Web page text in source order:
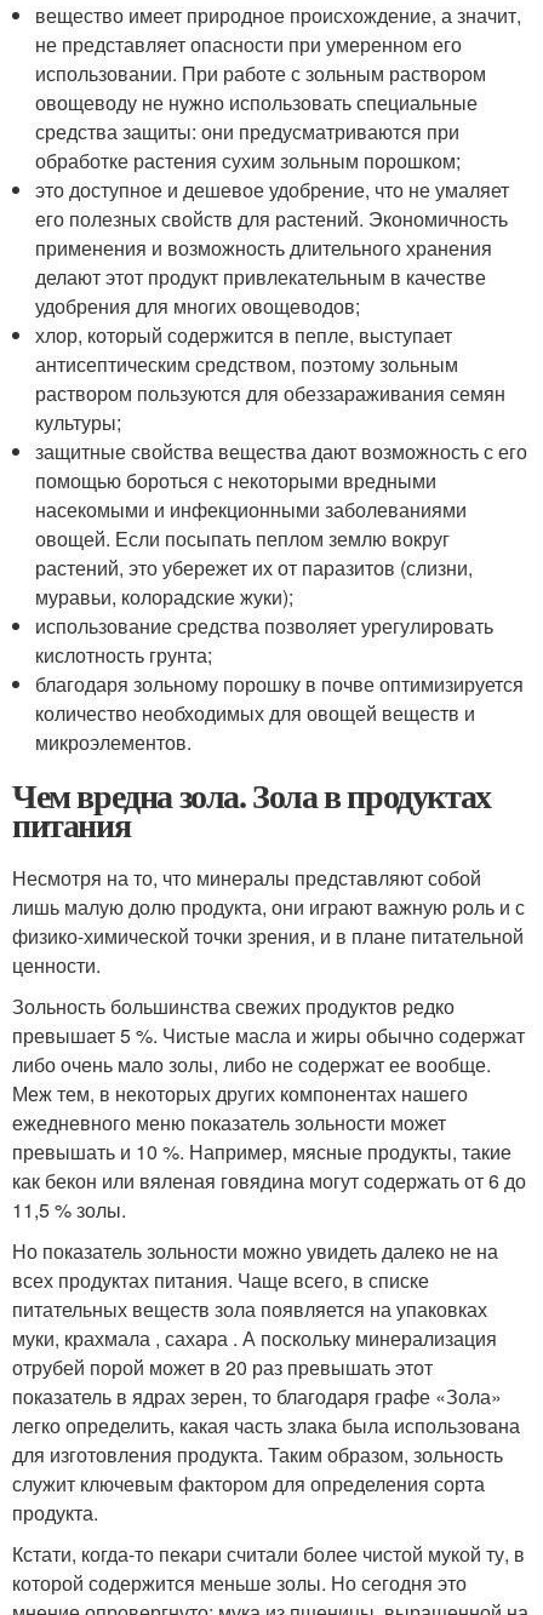
вещество имеет природное происхождение, а значит,
не представляет опасности при умеренном его
использовании. При работе с зольным раствором
овощеводу не нужно использовать специальные
средства защиты: они предусматриваются при
обработке растения сухим зольным порошком;
это доступное и дешевое удобрение, что не умаляет
его полезных свойств для растений. Экономичность
применения и возможность длительного хранения
делают этот продукт привлекательным в качестве
удобрения для многих овощеводов;
хлор, который содержится в пепле, выступает
антисептическим средством, поэтому зольным
раствором пользуются для обеззараживания семян
культуры;
защитные свойства вещества дают возможность с его
помощью бороться с некоторыми вредными
насекомыми и инфекционными заболеваниями
овощей. Если посыпать пеплом землю вокруг
растений, это убережет их от паразитов (слизни,
муравьи, колорадские жуки);
использование средства позволяет урегулировать
кислотность грунта;
благодаря зольному порошку в почве оптимизируется
количество необходимых для овощей веществ и
микроэлементов.
Чем вредна зола. Зола в продуктах
питания
Несмотря на то, что минералы представляют собой
лишь малую долю продукта, они играют важную роль и с
физико-химической точки зрения, и в плане питательной
ценности.
Зольность большинства свежих продуктов редко
превышает 5 %. Чистые масла и жиры обычно содержат
либо очень мало золы, либо не содержат ее вообще.
Меж тем, в некоторых других компонентах нашего
ежедневного меню показатель зольности может
превышать и 10 %. Например, мясные продукты, такие
как бекон или вяленая говядина могут содержать от 6 до
11,5 % золы.
Но показатель зольности можно увидеть далеко не на
всех продуктах питания. Чаще всего, в списке
питательных веществ зола появляется на упаковках
муки, крахмала , сахара . А поскольку минерализация
отрубей порой может в 20 раз превышать этот
показатель в ядрах зерен, то благодаря графе «Зола»
легко определить, какая часть злака была использована
для изготовления продукта. Таким образом, зольность
служит ключевым фактором для определения сорта
продукта.
Кстати, когда-то пекари считали более чистой мукой ту, в
которой содержится меньше золы. Но сегодня это